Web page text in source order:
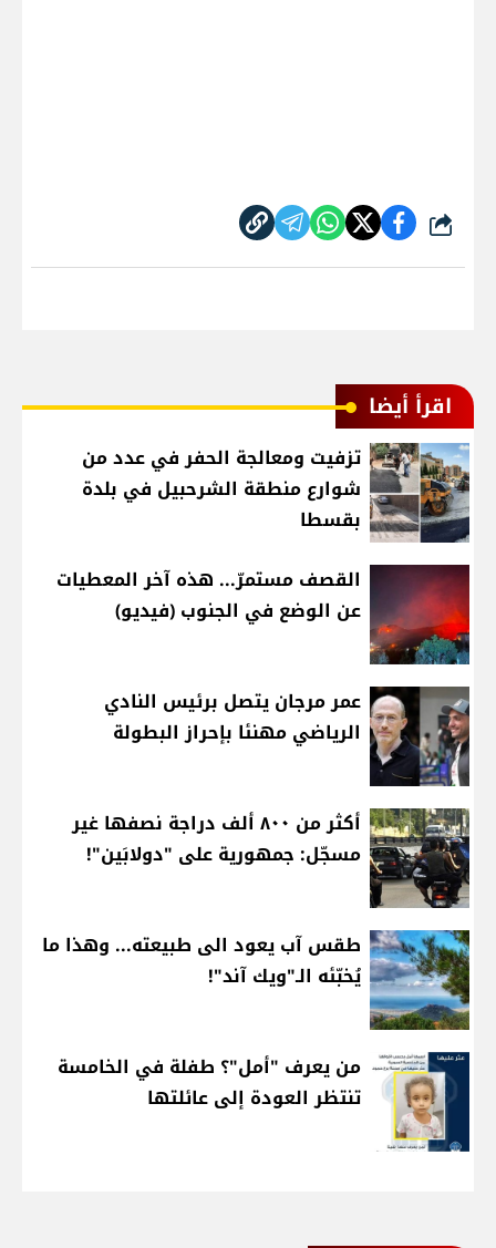
شارك
اقرأ أيضا
تزفيت ومعالجة الحفر في عدد من
شوارع منطقة الشرحبيل في بلدة
بقسطا
القصف مستمرّ... هذه آخر المعطيات
عن الوضع في الجنوب (فيديو)
عمر مرجان يتصل برئيس النادي
الرياضي مهنئا بإحراز البطولة
أكثر من ٨٠٠ ألف دراجة نصفها غير
مسجّل: جمهورية على "دولابَين"!
طقس آب يعود الى طبيعته... وهذا ما
يُخبّئه الـ"ويك آند"!
من يعرف "أمل"؟ طفلة في الخامسة
تنتظر العودة إلى عائلتها